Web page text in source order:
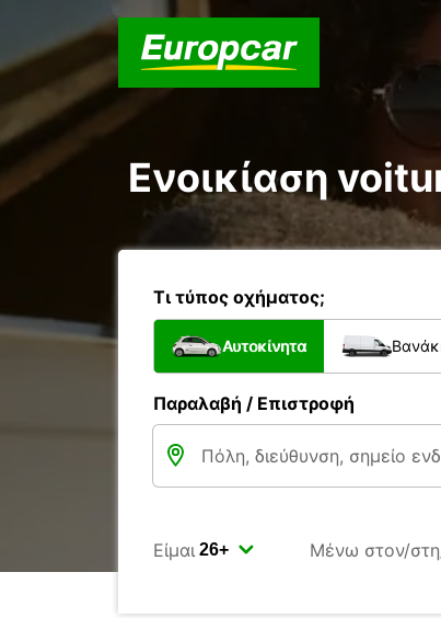
Ενοικίαση
Τι τύπος οχήματος;
Αυτοκίνητα
Παραλαβή / Επιστροφή
Είμαι Μένω στον/